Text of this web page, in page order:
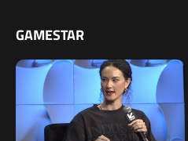
GAMESTAR